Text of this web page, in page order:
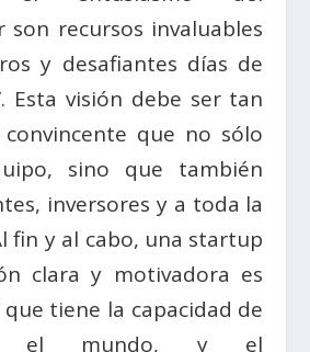
son recursos invaluables
y desafiantes días de
Esta visión debe ser tan
que no sólo
sino que también
inversores y a toda la
fin y al cabo, una startup
clara y motivadora es
que tiene la capacidad de
el mundo, y el